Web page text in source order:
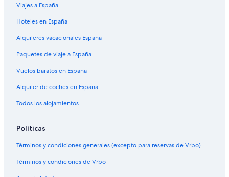
Viajes a España
Hoteles en España
Alquileres vacacionales España
Paquetes de viaje a España
Vuelos baratos en España
Alquiler de coches en España
Todos los alojamientos
Políticas
Términos y condiciones generales (excepto para reservas de Vrbo)
Términos y condiciones de Vrbo